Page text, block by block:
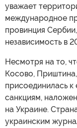
уважает
международное
провинция
независимость в
Несмотря на то,
Косово,
присоединилась
санкциям,
на Украине.
украинским